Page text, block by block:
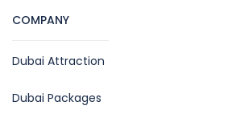
COMPANY
Dubai Attraction
Dubai Packages